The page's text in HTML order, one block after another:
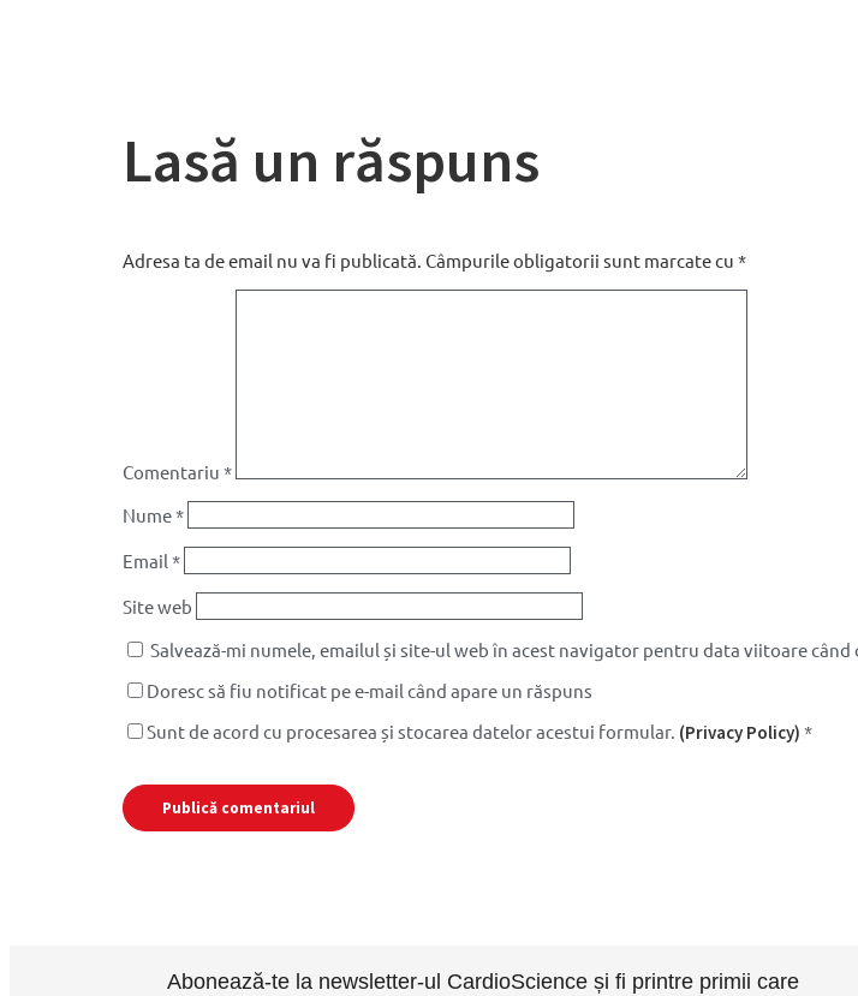
Lasă un răspuns
Adresa ta de email nu va fi publicată. Câmpurile obligatorii sunt marcate cu *
Comentariu *
Nume*
Email *
Site web
Salvează-mi numele, emailul și site-ul web în acest navigator pentru data viitoare când
Doresc să fiu notificat pe e-mail când apare un răspuns
Sunt de acord cu procesarea și stocarea datelor acestui formular. (Privacy Policy) *
Abonează-te la newsletter-ul CardioScience și fi printre primii care